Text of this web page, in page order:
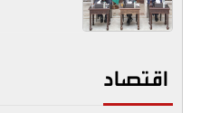
اقتصاد